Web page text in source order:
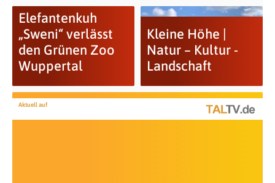
Elefantenkuh
„Sweni“ verlässt
den Grünen Zoo
Wuppertal
Kleine Höhe |
Natur – Kultur ­-
Landschaft
Aktuell auf